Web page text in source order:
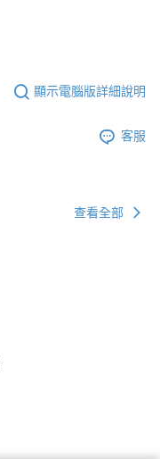
顯示電腦版詳細說明
客服
查看全部